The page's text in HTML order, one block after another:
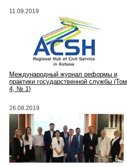
11.09.2019
Международный журнал реформы и
практики государственной службы (Том
4, № 1)
26.08.2019